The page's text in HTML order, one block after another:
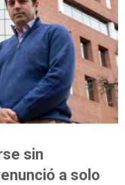
sin
a solo